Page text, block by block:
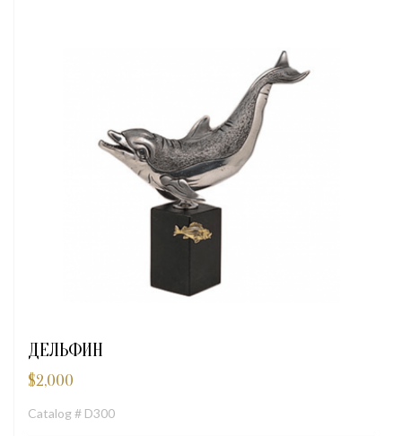
ДЕЛЬФИН
$2,000
Catalog # D300